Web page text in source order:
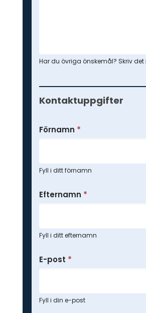
Har du övriga önskemål? Skriv det
Kontaktuppgifter
Förnamn *
Fyll i ditt förnamn
Efternamn *
Fyll i ditt efternamn
E-post *
Fyll i din e-post